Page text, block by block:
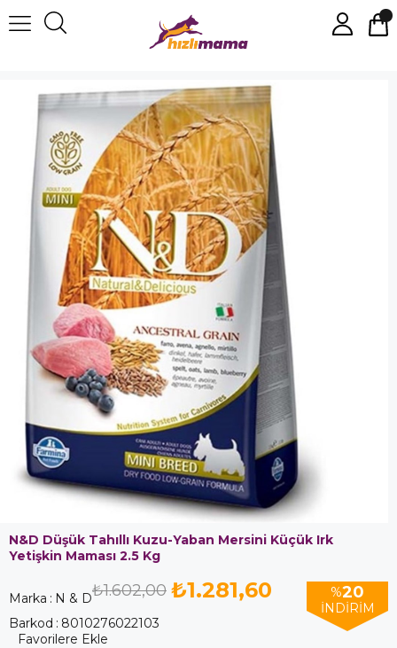
N&D Düşük Tahıllı Kuzu-Yaban Mersini Küçük Irk
Yetişkin Maması 2.5 Kg
Marka : N & D %20
İNDIRIM
₺1.602,00 ₺1.281,60
Barkod : 8010276022103
Favorilere Ekle